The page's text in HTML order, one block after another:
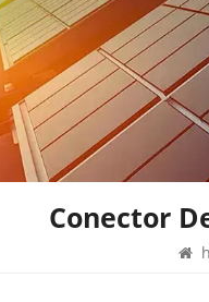
Conector